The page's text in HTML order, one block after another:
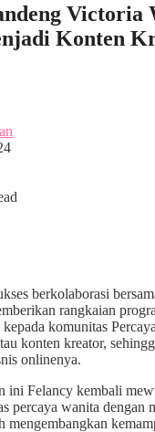
Victoria
Konten
berkolaborasi
rangkaian
komunitas
konten kreator,
onlinenya.
ini Felancy kembali
percaya wanita dengan
mengembangkan